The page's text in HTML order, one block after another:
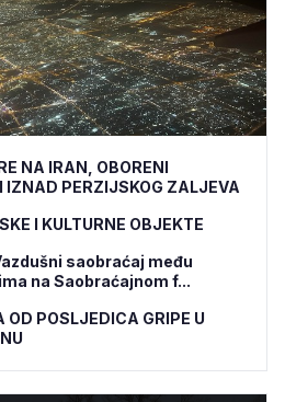
NA IRAN, OBORENI
IZNAD PERZIJSKOG ZALJEVA
I KULTURNE OBJEKTE
saobraćaj među
na Saobraćajnom f...
POSLJEDICA GRIPE U